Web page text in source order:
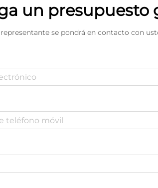
un presupuesto
se pondrá en contacto con